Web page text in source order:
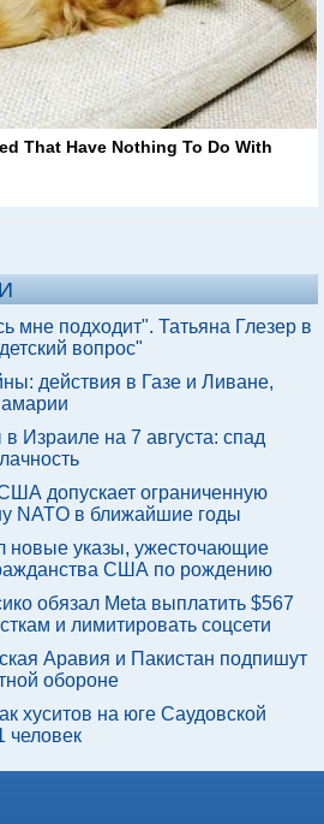
That Have Nothing To Do With
мне подходит". Татьяна Глезер в
вопрос"
действия в Газе и Ливане,
в Израиле на 7 августа: спад
допускает ограниченную
NATO в ближайшие годы
новые указы, ужесточающие
США по рождению
обязал Meta выплатить $567
и лимитировать соцсети
Аравия и Пакистан подпишут
обороне
хуситов на юге Саудовской
человек